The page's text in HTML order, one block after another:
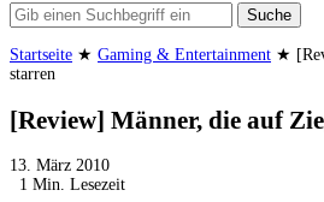
Suche
Startseite ★ Gaming & Entertainment ★
starren
[Review] Männer, die auf
13. März 2010
1 Min. Lesezeit